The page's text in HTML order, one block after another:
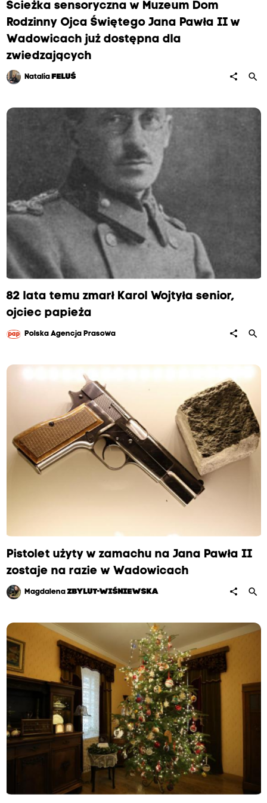
Ścieżka sensoryczna w Muzeum Dom
Rodzinny Ojca Świętego Jana Pawła II w
Wadowicach już dostępna dla
zwiedzających
Natalia FELUŚ share search
82 lata temu zmarł Karol Wojtyła senior,
ojciec papieża
Polska Agencja Prasowa share search
Pistolet użyty w zamachu na Jana Pawła II
zostaje na razie w Wadowicach
MagdalenaZBYLUT-WIŚNIEWSKA share search